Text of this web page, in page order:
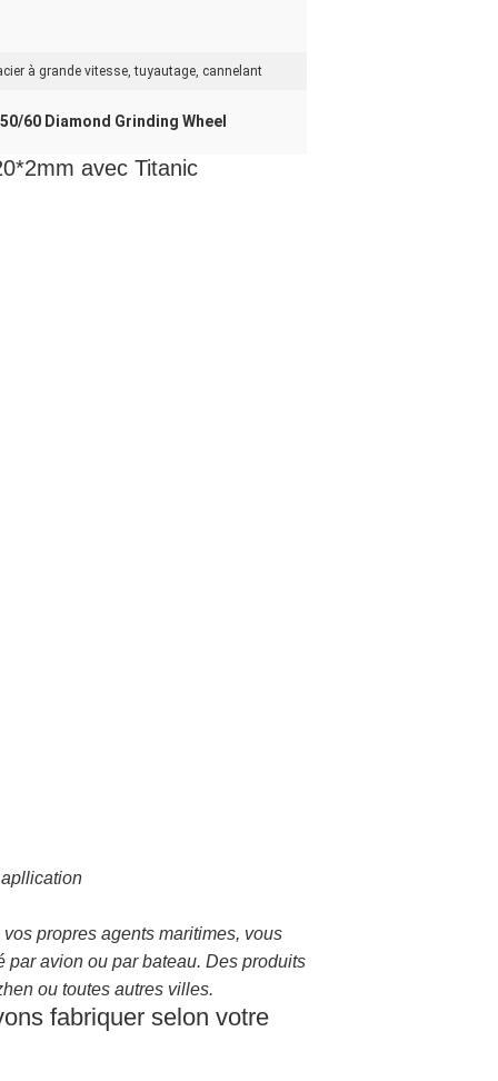
à grande vitesse, tuyautage, cannelant
60 Diamond Grinding Wheel
avec Titanic
propres agents maritimes, vous
avion ou par bateau. Des produits
ou toutes autres villes.
fabriquer selon votre